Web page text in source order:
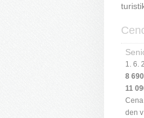
1. 6.
8
11
den